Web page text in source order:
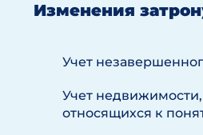
Изменения
Учет
Учет
относящихся к